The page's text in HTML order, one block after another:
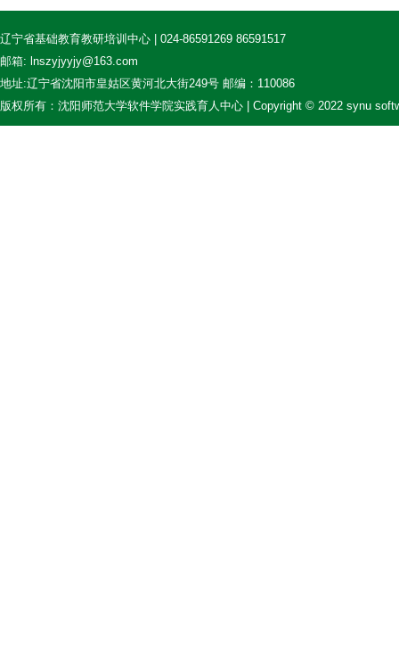
辽宁省基础教育教研培训中心 | 024-86591269 86591517
邮箱: lnszyjyyjy@163.com
地址:辽宁省沈阳市皇姑区黄河北大街249号 邮编：110086
版权所有：沈阳师范大学软件学院实践育人中心 | Copyright © 2022 synu